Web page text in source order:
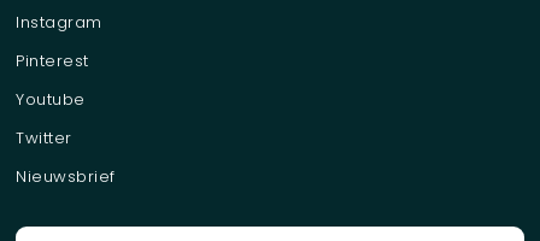
Instagram
Pinterest
Youtube
Twitter
Nieuwsbrief